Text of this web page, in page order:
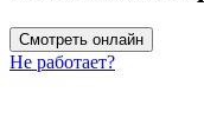
Смотреть онлайн
Не работает?